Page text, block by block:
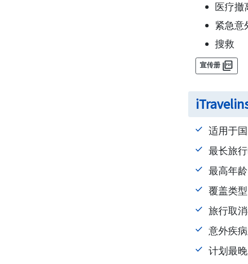
医疗撤
紧急意
搜救
宣传册 picture_as_pdf
适用于
最长旅
最高年
覆盖类
旅行取
意外疾
计划最